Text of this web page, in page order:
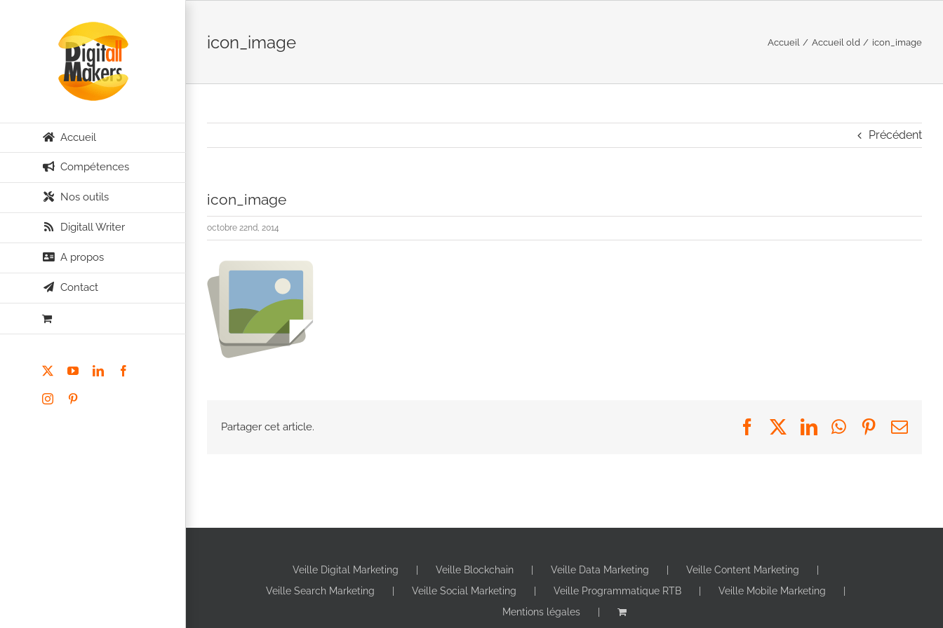
Accueil
Compétences
Nos outils
Digitall Writer
A propos
Contact
YouTubeLinkedIn
Instagram
icon_image Accueil Accueil old icon_image
Précédent
icon_image
octobre 22nd, 2014
Partager cet article. FacebookLinkedInWhatsApp
Pinterest
Veille Digital Marketing Veille Blockchain Veille Data Marketing
Veille Content Marketing
Veille Search Marketing
Veille Social Marketing Veille Programmatique RTB
Veille Mobile Marketing
Mentions légales